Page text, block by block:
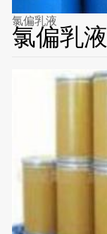
氯偏乳液
氯偏乳液